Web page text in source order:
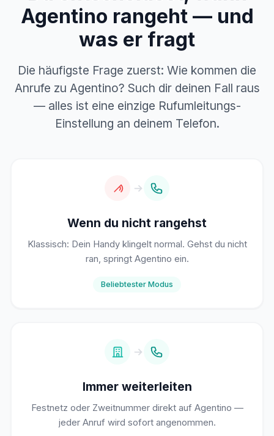
Agentino rangeht — und
was er fragt
Die häufigste Frage zuerst: Wie kommen die
Anrufe zu Agentino? Such dir deinen Fall raus
— alles ist eine einzige Rufumleitungs-
Einstellung an deinem Telefon.
Wenn du nicht rangehst
Klassisch: Dein Handy klingelt normal. Gehst du nicht
ran, springt Agentino ein.
Beliebtester Modus
Immer weiterleiten
Festnetz oder Zweitnummer direkt auf Agentino —
jeder Anruf wird sofort angenommen.